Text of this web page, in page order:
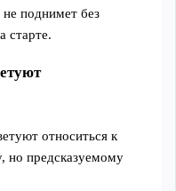
поднимет без
старте.
относиться к
но предсказуемому